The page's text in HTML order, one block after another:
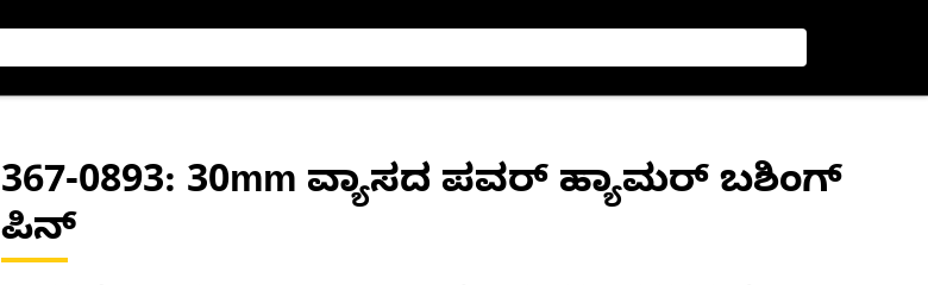
367-0893: 30mm ವ್ಯಾಸದ ಪವರ್ ಹ್ಯಾಮರ್ ಬಶಿಂಗ್
ಪಿನ್